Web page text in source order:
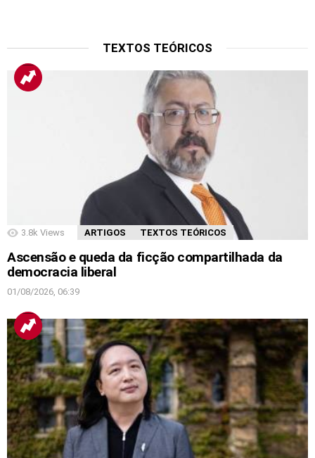
TEXTOS TEÓRICOS
3.8k Views ARTIGOS TEXTOS TEÓRICOS
Ascensão e queda da ficção compartilhada da
democracia liberal
01/08/2026, 06:39